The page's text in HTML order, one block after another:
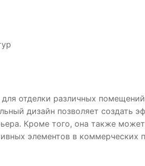
отделки различных
дизайн позволяет создать
Кроме того, она также
элементов в коммерческих